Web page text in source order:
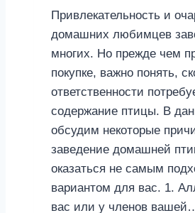
Привлекательность и
домашних любимцев
многих. Но прежде чем
покупке, важно понять,
ответственности
содержание птицы. В
обсудим некоторые
заведение домашней
оказаться не самым
вариантом для вас. 1.
вас или у членов